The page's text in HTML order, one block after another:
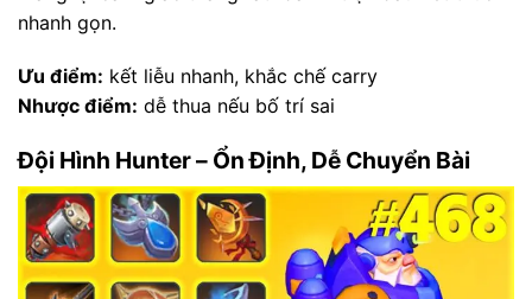
nhanh gọn.
Ưu điểm: kết liễu nhanh, khắc chế carry
Nhược điểm: dễ thua nếu bố trí sai
Đội Hình Hunter – Ổn Định, Dễ Chuyển Bài